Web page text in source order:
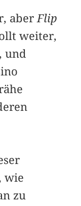
aber Flip
weiter,
und
wie
zu